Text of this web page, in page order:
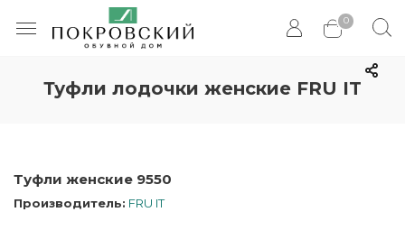
0
Туфли лодочки женские FRU IT
Туфли женские 9550
Производитель: FRU IT